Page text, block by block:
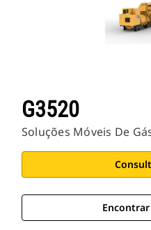
G3520
Soluções Móveis De